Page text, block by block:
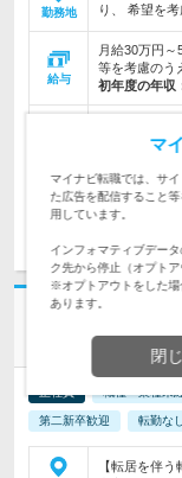
勤務地
り、 希望を
給与
月給30万円
等を考慮のう
初年度の年収
【施工管理
があればOK
求人詳細を見
完全土日祝休み★
第二新卒歓迎 転勤なし
【転居を伴
マ
マイナビ転職では、サ
た広告を配信すること
用しています。
インフォマティブデー
ク先から停止（オプト
※オプトアウトをした場
あります。
閉